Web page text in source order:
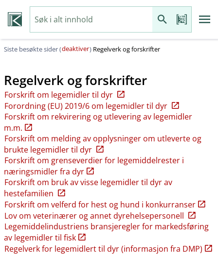
Siste besøkte sider (deaktiver) Regelverk og forskrifter
Regelverk og forskrifter
Forskrift om legemidler til dyr
Forordning (EU) 2019/6 om legemidler til dyr
Forskrift om rekvirering og utlevering av legemidler
m.m.
Forskrift om melding av opplysninger om utleverte og
brukte legemidler til dyr
Forskrift om grenseverdier for legemiddelrester i
næringsmidler fra dyr
Forskrift om bruk av visse legemidler til dyr av
hestefamilien
Forskrift om velferd for hest og hund i konkurranser
Lov om veterinærer og annet dyrehelsepersonell
Legemiddelindustriens bransjeregler for markedsføring
av legemidler til fisk
Regelverk for legemidlert til dyr (informasjon fra DMP)